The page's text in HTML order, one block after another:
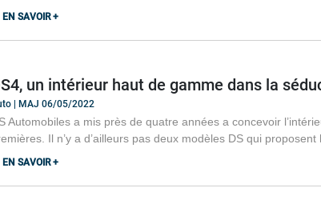
EN SAVOIR +
un intérieur haut de gamme dans la
| MAJ 06/05/2022
Automobiles a mis près de quatre années a concevoir
Il n’y a d’ailleurs pas deux modèles DS qui proposent
EN SAVOIR +